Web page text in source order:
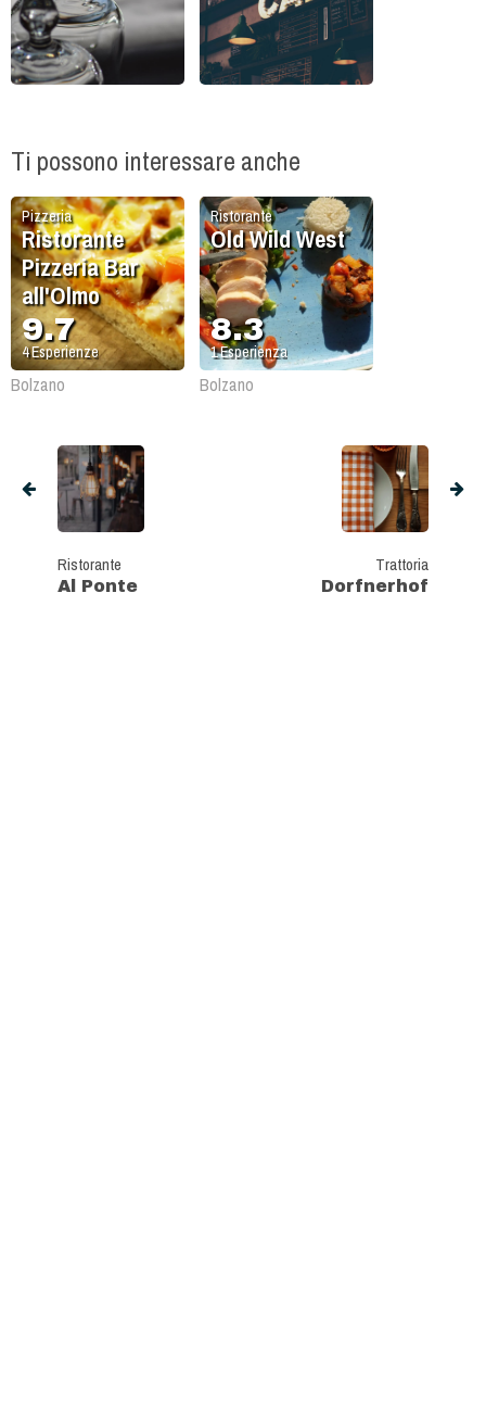
Ti possono interessare anche
Pizzeria
Ristorante
Pizzeria Bar
all'Olmo
9.7
4Esperienze
Bolzano
Ristorante
Old Wild West
8.3
1Esperienza
Bolzano
Ristorante
Al Ponte
Trattoria
Dorfnerhof